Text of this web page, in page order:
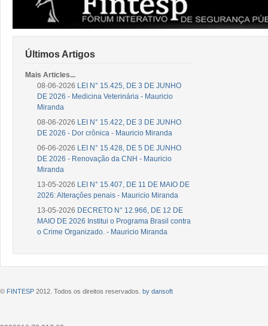
Últimos Artigos
Mais Articles...
08-06-2026 LEI N° 15.425, DE 3 DE JUNHO
DE 2026 - Medicina Veterinária - Mauricio
Miranda
08-06-2026 LEI N° 15.422, DE 3 DE JUNHO
DE 2026 - Dor crônica - Mauricio Miranda
06-06-2026 LEI N° 15.428, DE 5 DE JUNHO
DE 2026 - Renovação da CNH - Mauricio
Miranda
13-05-2026 LEI N° 15.407, DE 11 DE MAIO DE
2026: Alteraçôes penais - Mauricio Miranda
13-05-2026 DECRETO N° 12.966, DE 12 DE
MAIO DE 2026 Institui o Programa Brasil contra
o Crime Organizado. - Mauricio Miranda
© FINTESP 2012. Todos os direitos reservados. by dansoft